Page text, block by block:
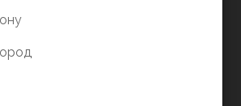
Обо всём этом и не только
из глины (Анна Ллимос Пломер)